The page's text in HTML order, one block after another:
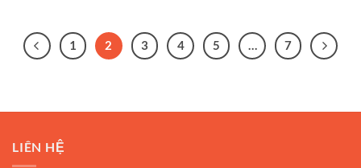
1 2 3 4 5 … 7
LIÊN HỆ